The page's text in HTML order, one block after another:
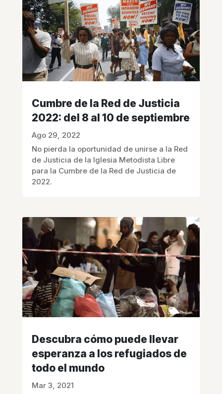
Cumbre de la Red de Justicia
2022: del 8 al 10 de septiembre
Ago 29, 2022
No pierda la oportunidad de unirse a la Red
de Justicia de la Iglesia Metodista Libre
para la Cumbre de la Red de Justicia de
2022.
Descubra cómo puede llevar
esperanza a los refugiados de
todo el mundo
Mar 3, 2021